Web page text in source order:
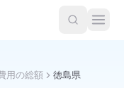
用の総額 徳島県